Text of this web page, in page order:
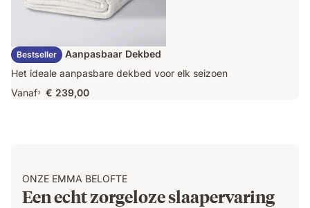
Bestseller
Emma Duo Aanpasbaar Dekbed
Het ideale aanpasbare dekbed voor elk seizoen
Vanaf3 € 239,00
ONZE EMMA BELOFTE
Een echt zorgeloze slaapervaring